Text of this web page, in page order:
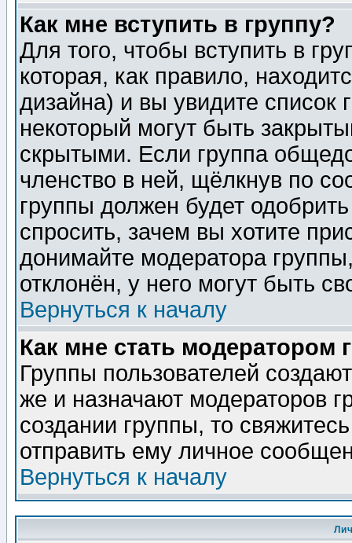
Как мне вступить в группу?
Для того, чтобы вступить в
которая, как правило,
дизайна) и вы увидите список
некоторый могут быть
скрытыми. Если группа
членство в ней, щёлкнув по
группы должен будет
спросить, зачем вы хотите
донимайте модератора
отклонён, у него могут быть
Вернуться к началу
Как мне стать модератором
Группы пользователей
же и назначают модераторов
создании группы, то
отправить ему личное
Вернуться к началу